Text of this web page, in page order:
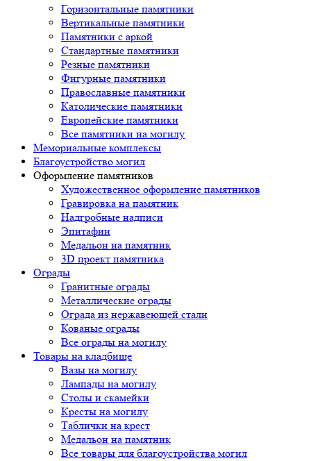
Горизонтальные памятники
Вертикальные памятники
Памятники с аркой
Стандартные памятники
Резные памятники
Фигурные памятники
Православные памятники
Католические памятники
Европейские памятники
Все памятники на могилу
Мемориальные комплексы
Благоустройство могил
Оформление памятников
Художественное оформление памятников
Гравировка на памятник
Надгробные надписи
Эпитафии
Медальон на памятник
3D проект памятника
Ограды
Гранитные ограды
Металлические ограды
Ограда из нержавеющей стали
Кованые ограды
Все ограды на могилу
Товары на кладбище
Вазы на могилу
Лампады на могилу
Столы и скамейки
Кресты на могилу
Таблички на крест
Медальон на памятник
Все товары для благоустройства могил